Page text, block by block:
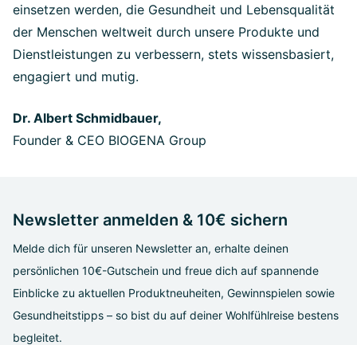
einsetzen werden, die Gesundheit und Lebensqualität
der Menschen weltweit durch unsere Produkte und
Dienstleistungen zu verbessern, stets wissensbasiert,
engagiert und mutig.
Dr. Albert Schmidbauer,
Founder & CEO BIOGENA Group
Newsletter anmelden & 10€ sichern
Melde dich für unseren Newsletter an, erhalte deinen
persönlichen 10€-Gutschein und freue dich auf spannende
Einblicke zu aktuellen Produktneuheiten, Gewinnspielen sowie
Gesundheitstipps – so bist du auf deiner Wohlfühlreise bestens
begleitet.